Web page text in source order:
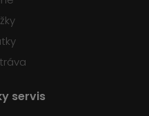
servis